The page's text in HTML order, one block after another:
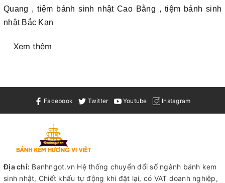
Quang , tiệm bánh sinh nhật Cao Bằng , tiệm bánh sinh
nhật Bắc Kạn
Xem thêm
Facebook Twitter Youtube Instagram
Địa chỉ: Banhngot.vn Hệ thống chuyển đổi số ngành bánh kem
sinh nhật, Chiết khấu tự động khi đặt lại, có VAT doanh nghiệp,